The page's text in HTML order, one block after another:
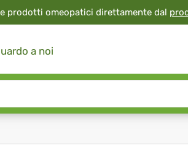
prodotti omeopatici direttamente dal
a noi